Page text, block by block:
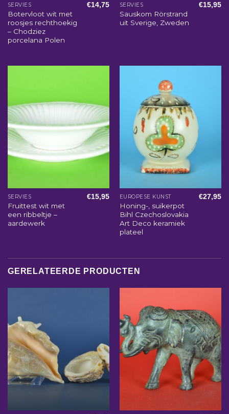
SERVIES
Botervloot wit met
roosjes rechthoekig
– Chodziez
porcelana Polen
€14,75 SERVIES
Sauskom Rörstrand
uit Sverige, Zweden
€15,95
SERVIES
Fruittest wit met
een ribbeltje –
aardewerk
€15,95 EUROPESE KUNST
Honing-, suikerpot
Bihl Czechoslovakia
Art Deco keramiek
plateel
€27,95
GERELATEERDE PRODUCTEN